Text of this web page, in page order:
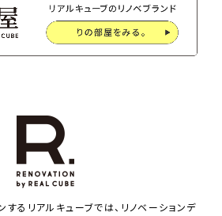
するリアルキューブでは、リノベーションデ